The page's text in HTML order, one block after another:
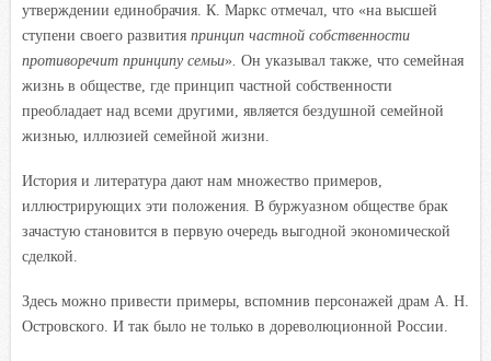
утверждении единобрачия. К. Маркс отмечал, что «на высшей
ступени своего развития принцип частной собственности
противоречит принципу семьи» Он указывал также, что семейная
жизнь в обществе, где принцип частной собственности
преобладает над всеми другими, является бездушной семейной
жизнью, иллюзией семейной жизни.
История и литература дают нам множество примеров,
иллюстрирующих эти положения. В буржуазном обществе брак
зачастую становится в первую очередь выгодной экономической
сделкой.
Здесь можно привести примеры, вспомнив персонажей драм А. Н.
Островского. И так было не только в дореволюционной России.